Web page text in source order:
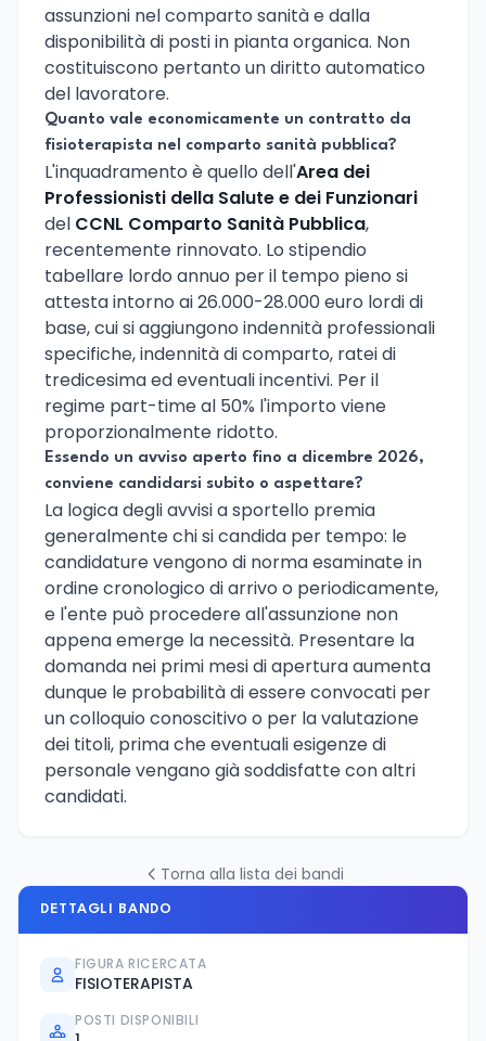
assunzioni nel comparto sanità e dalla
disponibilità di posti in pianta organica. Non
costituiscono pertanto un diritto automatico
del lavoratore.
Quanto vale economicamente un contratto da
fisioterapista nel comparto sanità pubblica?
L'inquadramento è quello dell'Area dei
Professionisti della Salute e dei Funzionari
del CCNL Comparto Sanità Pubblica,
recentemente rinnovato. Lo stipendio
tabellare lordo annuo per il tempo pieno si
attesta intorno ai 26.000-28.000 euro lordi di
base, cui si aggiungono indennità professionali
specifiche, indennità di comparto, ratei di
tredicesima ed eventuali incentivi. Per il
regime part-time al 50% l'importo viene
proporzionalmente ridotto.
Essendo un avviso aperto fino a dicembre 2026,
conviene candidarsi subito o aspettare?
La logica degli avvisi a sportello premia
generalmente chi si candida per tempo: le
candidature vengono di norma esaminate in
ordine cronologico di arrivo o periodicamente,
e l'ente può procedere all'assunzione non
appena emerge la necessità. Presentare la
domanda nei primi mesi di apertura aumenta
dunque le probabilità di essere convocati per
un colloquio conoscitivo o per la valutazione
dei titoli, prima che eventuali esigenze di
personale vengano già soddisfatte con altri
candidati.
Torna alla lista dei bandi
DETTAGLI BANDO
FIGURA RICERCATA
FISIOTERAPISTA
POSTI DISPONIBILI